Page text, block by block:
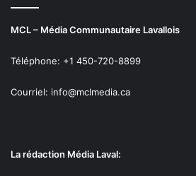
MCL – Média Communautaire Lavallois
Téléphone: +1 450-720-8899
Courriel: info@mclmedia.ca
La rédaction Média Laval: